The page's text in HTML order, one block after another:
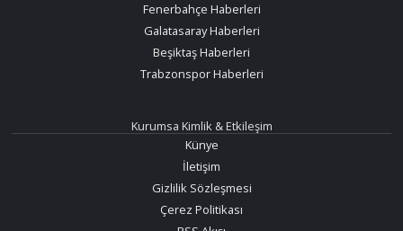
Fenerbahçe Haberleri
Galatasaray Haberleri
Beşiktaş Haberleri
Trabzonspor Haberleri
Kurumsa Kimlik & Etkileşim
Künye
İletişim
Gizlilik Sözleşmesi
Çerez Politikası